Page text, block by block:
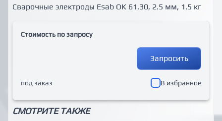
Сварочные электроды Esab OK 61.30, 2.5 мм, 1.5 кг
Стоимость по запросу
Запросить
под заказ В избранное
СМОТРИТЕ ТАКЖЕ